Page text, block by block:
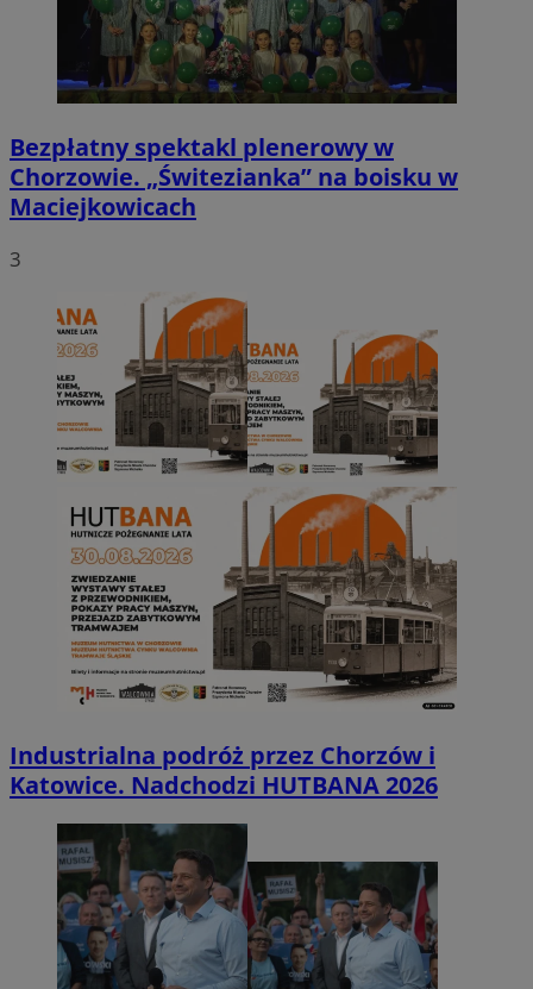
Bezpłatny spektakl plenerowy w
Chorzowie. „Świtezianka” na boisku w
Maciejkowicach
3
Industrialna podróż przez Chorzów i
Katowice. Nadchodzi HUTBANA 2026